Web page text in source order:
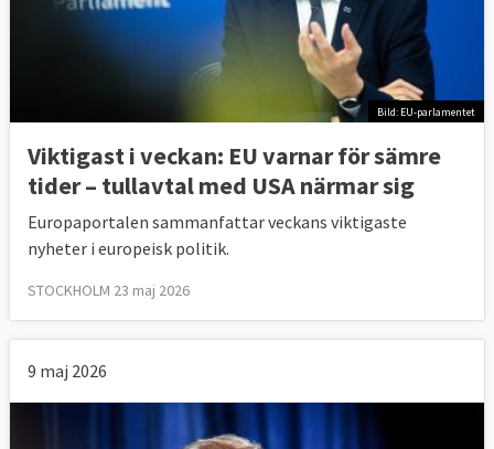
Bild: EU-parlamentet
Viktigast i veckan: EU varnar för sämre
tider – tullavtal med USA närmar sig
Europaportalen sammanfattar veckans viktigaste
nyheter i europeisk politik.
STOCKHOLM 23 maj 2026
9 maj 2026